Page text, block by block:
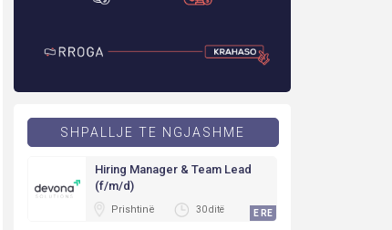
SHPALLJE TE NGJASHME
Hiring Manager & Team Lead
(f/m/d)
Prishtinë 30 ditë E RE